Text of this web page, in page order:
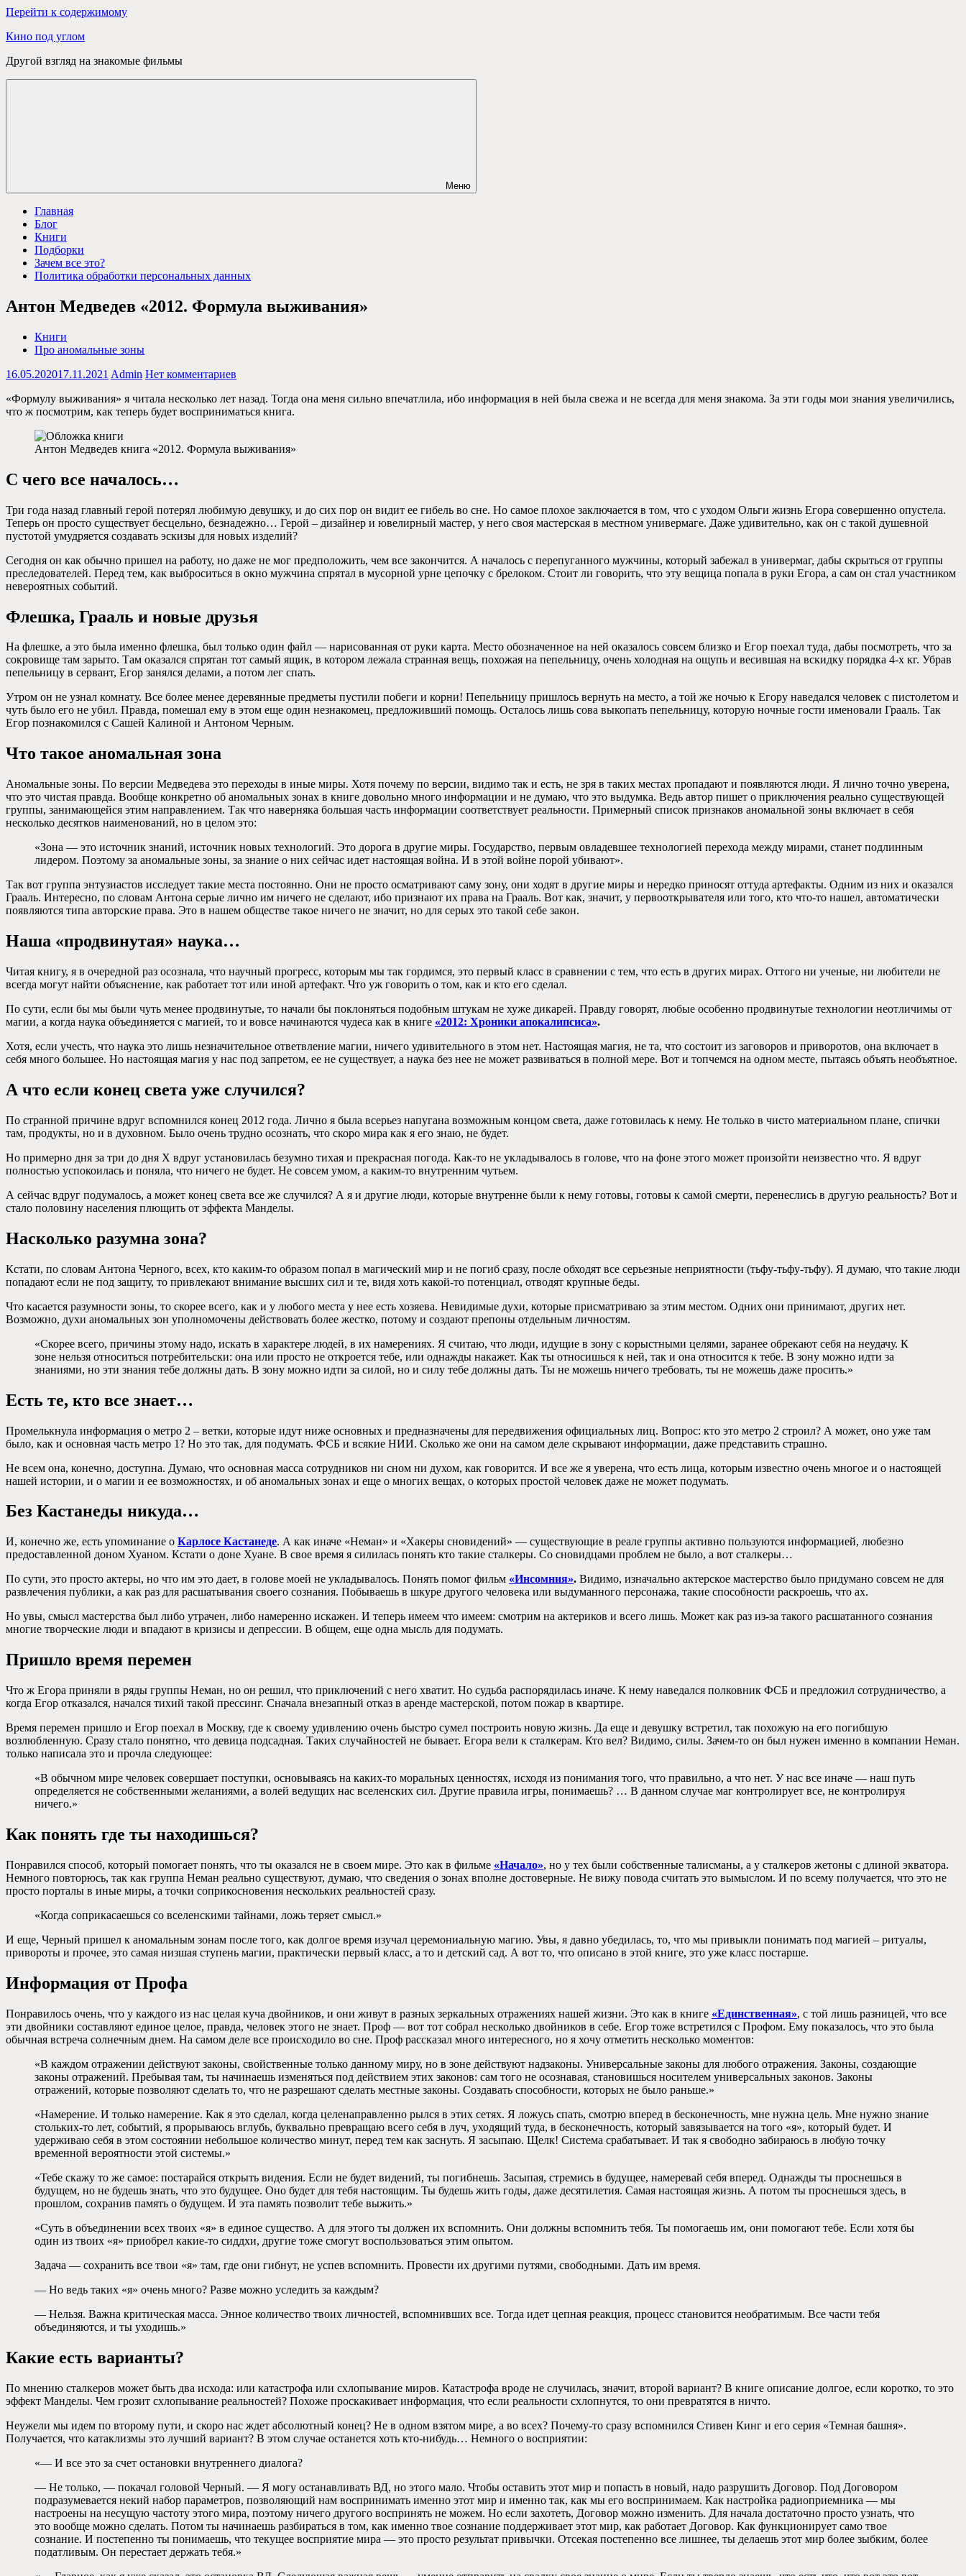
Перейти к содержимому
Кино под углом
Другой взгляд на знакомые фильмы
Меню
Главная
Блог
Книги
Подборки
Зачем все это?
Политика обработки персональных данных
Антон Медведев «2012. Формула выживания»
Книги
Про аномальные зоны
16.05.202017.11.2021 Admin Нет комментариев
«Формулу выживания» я читала несколько лет назад. Тогда она меня сильно впечатлила, ибо информация в ней была свежа и не всегда для меня знакома. За эти годы мои знания увеличились,
что ж посмотрим, как теперь будет восприниматься книга.
Антон Медведев книга «2012. Формула выживания»
С чего все началось…
Три года назад главный герой потерял любимую девушку, и до сих пор он видит ее гибель во сне. Но самое плохое заключается в том, что с уходом Ольги жизнь Егора совершенно опустела.
Теперь он просто существует бесцельно, безнадежно… Герой – дизайнер и ювелирный мастер, у него своя мастерская в местном универмаге. Даже удивительно, как он с такой душевной
пустотой умудряется создавать эскизы для новых изделий?
Сегодня он как обычно пришел на работу, но даже не мог предположить, чем все закончится. А началось с перепуганного мужчины, который забежал в универмаг, дабы скрыться от группы
преследователей. Перед тем, как выброситься в окно мужчина спрятал в мусорной урне цепочку с брелоком. Стоит ли говорить, что эту вещица попала в руки Егора, а сам он стал участником
невероятных событий.
Флешка, Грааль и новые друзья
На флешке, а это была именно флешка, был только один файл — нарисованная от руки карта. Место обозначенное на ней оказалось совсем близко и Егор поехал туда, дабы посмотреть, что за
сокровище там зарыто. Там оказался спрятан тот самый ящик, в котором лежала странная вещь, похожая на пепельницу, очень холодная на ощупь и весившая на вскидку порядка 4-х кг. Убрав
пепельницу в сервант, Егор занялся делами, а потом лег спать.
Утром он не узнал комнату. Все более менее деревянные предметы пустили побеги и корни! Пепельницу пришлось вернуть на место, а той же ночью к Егору наведался человек с пистолетом и
чуть было его не убил. Правда, помешал ему в этом еще один незнакомец, предложивший помощь. Осталось лишь сова выкопать пепельницу, которую ночные гости именовали Грааль. Так
Егор познакомился с Сашей Калиной и Антоном Черным.
Что такое аномальная зона
Аномальные зоны. По версии Медведева это переходы в иные миры. Хотя почему по версии, видимо так и есть, не зря в таких местах пропадают и появляются люди. Я лично точно уверена,
что это чистая правда. Вообще конкретно об аномальных зонах в книге довольно много информации и не думаю, что это выдумка. Ведь автор пишет о приключения реально существующей
группы, занимающейся этим направлением. Так что наверняка большая часть информации соответствует реальности. Примерный список признаков аномальной зоны включает в себя
несколько десятков наименований, но в целом это:
«Зона — это источник знаний, источник новых технологий. Это дорога в другие миры. Государство, первым овладевшее технологией перехода между мирами, станет подлинным
лидером. Поэтому за аномальные зоны, за знание о них сейчас идет настоящая война. И в этой войне порой убивают».
Так вот группа энтузиастов исследует такие места постоянно. Они не просто осматривают саму зону, они ходят в другие миры и нередко приносят оттуда артефакты. Одним из них и оказался
Грааль. Интересно, по словам Антона серые лично им ничего не сделают, ибо признают их права на Грааль. Вот как, значит, у первооткрывателя или того, кто что-то нашел, автоматически
появляются типа авторские права. Это в нашем обществе такое ничего не значит, но для серых это такой себе закон.
Наша «продвинутая» наука…
Читая книгу, я в очередной раз осознала, что научный прогресс, которым мы так гордимся, это первый класс в сравнении с тем, что есть в других мирах. Оттого ни ученые, ни любители не
всегда могут найти объяснение, как работает тот или иной артефакт. Что уж говорить о том, как и кто его сделал.
По сути, если бы мы были чуть менее продвинутые, то начали бы поклоняться подобным штукам не хуже дикарей. Правду говорят, любые особенно продвинутые технологии неотличимы от
магии, а когда наука объединяется с магией, то и вовсе начинаются чудеса как в книге «2012: Хроники апокалипсиса».
Хотя, если учесть, что наука это лишь незначительное ответвление магии, ничего удивительного в этом нет. Настоящая магия, не та, что состоит из заговоров и приворотов, она включает в
себя много большее. Но настоящая магия у нас под запретом, ее не существует, а наука без нее не может развиваться в полной мере. Вот и топчемся на одном месте, пытаясь объять необъятное.
А что если конец света уже случился?
По странной причине вдруг вспомнился конец 2012 года. Лично я была всерьез напугана возможным концом света, даже готовилась к нему. Не только в чисто материальном плане, спички
там, продукты, но и в духовном. Было очень трудно осознать, что скоро мира как я его знаю, не будет.
Но примерно дня за три до дня Х вдруг установилась безумно тихая и прекрасная погода. Как-то не укладывалось в голове, что на фоне этого может произойти неизвестно что. Я вдруг
полностью успокоилась и поняла, что ничего не будет. Не совсем умом, а каким-то внутренним чутьем.
А сейчас вдруг подумалось, а может конец света все же случился? А я и другие люди, которые внутренне были к нему готовы, готовы к самой смерти, перенеслись в другую реальность? Вот и
стало половину населения плющить от эффекта Манделы.
Насколько разумна зона?
Кстати, по словам Антона Черного, всех, кто каким-то образом попал в магический мир и не погиб сразу, после обходят все серьезные неприятности (тьфу-тьфу-тьфу). Я думаю, что такие люди
попадают если не под защиту, то привлекают внимание высших сил и те, видя хоть какой-то потенциал, отводят крупные беды.
Что касается разумности зоны, то скорее всего, как и у любого места у нее есть хозяева. Невидимые духи, которые присматриваю за этим местом. Одних они принимают, других нет.
Возможно, духи аномальных зон уполномочены действовать более жестко, потому и создают препоны отдельным личностям.
«Скорее всего, причины этому надо, искать в характере людей, в их намерениях. Я считаю, что люди, идущие в зону с корыстными целями, заранее обрекают себя на неудачу. К
зоне нельзя относиться потребительски: она или просто не откроется тебе, или однажды накажет. Как ты относишься к ней, так и она относится к тебе. В зону можно идти за
знаниями, но эти знания тебе должны дать. В зону можно идти за силой, но и силу тебе должны дать. Ты не можешь ничего требовать, ты не можешь даже просить.»
Есть те, кто все знает…
Промелькнула информация о метро 2 – ветки, которые идут ниже основных и предназначены для передвижения официальных лиц. Вопрос: кто это метро 2 строил? А может, оно уже там
было, как и основная часть метро 1? Но это так, для подумать. ФСБ и всякие НИИ. Сколько же они на самом деле скрывают информации, даже представить страшно.
Не всем она, конечно, доступна. Думаю, что основная масса сотрудников ни сном ни духом, как говорится. И все же я уверена, что есть лица, которым известно очень многое и о настоящей
нашей истории, и о магии и ее возможностях, и об аномальных зонах и еще о многих вещах, о которых простой человек даже не может подумать.
Без Кастанеды никуда…
И, конечно же, есть упоминание о Карлосе Кастанеде. А как иначе «Неман» и «Хакеры сновидений» — существующие в реале группы активно пользуются информацией, любезно
предоставленной доном Хуаном. Кстати о доне Хуане. В свое время я силилась понять кто такие сталкеры. Со сновидцами проблем не было, а вот сталкеры…
По сути, это просто актеры, но что им это дает, в голове моей не укладывалось. Понять помог фильм «Инсомния». Видимо, изначально актерское мастерство было придумано совсем не для
развлечения публики, а как раз для расшатывания своего сознания. Побываешь в шкуре другого человека или выдуманного персонажа, такие способности раскроешь, что ах.
Но увы, смысл мастерства был либо утрачен, либо намеренно искажен. И теперь имеем что имеем: смотрим на актериков и всего лишь. Может как раз из-за такого расшатанного сознания
многие творческие люди и впадают в кризисы и депрессии. В общем, еще одна мысль для подумать.
Пришло время перемен
Что ж Егора приняли в ряды группы Неман, но он решил, что приключений с него хватит. Но судьба распорядилась иначе. К нему наведался полковник ФСБ и предложил сотрудничество, а
когда Егор отказался, начался тихий такой прессинг. Сначала внезапный отказ в аренде мастерской, потом пожар в квартире.
Время перемен пришло и Егор поехал в Москву, где к своему удивлению очень быстро сумел построить новую жизнь. Да еще и девушку встретил, так похожую на его погибшую
возлюбленную. Сразу стало понятно, что девица подсадная. Таких случайностей не бывает. Егора вели к сталкерам. Кто вел? Видимо, силы. Зачем-то он был нужен именно в компании Неман.
только написала это и прочла следующее:
«В обычном мире человек совершает поступки, основываясь на каких-то моральных ценностях, исходя из понимания того, что правильно, а что нет. У нас все иначе — наш путь
определяется не собственными желаниями, а волей ведущих нас вселенских сил. Другие правила игры, понимаешь? … В данном случае маг контролирует все, не контролируя
ничего.»
Как понять где ты находишься?
Понравился способ, который помогает понять, что ты оказался не в своем мире. Это как в фильме «Начало», но у тех были собственные талисманы, а у сталкеров жетоны с длиной экватора.
Немного повторюсь, так как группа Неман реально существуют, думаю, что сведения о зонах вполне достоверные. Не вижу повода считать это вымыслом. И по всему получается, что это не
просто порталы в иные миры, а точки соприкосновения нескольких реальностей сразу.
«Когда соприкасаешься со вселенскими тайнами, ложь теряет смысл.»
И еще, Черный пришел к аномальным зонам после того, как долгое время изучал церемониальную магию. Увы, я давно убедилась, то, что мы привыкли понимать под магией – ритуалы,
привороты и прочее, это самая низшая ступень магии, практически первый класс, а то и детский сад. А вот то, что описано в этой книге, это уже класс постарше.
Информация от Профа
Понравилось очень, что у каждого из нас целая куча двойников, и они живут в разных зеркальных отражениях нашей жизни. Это как в книге «Единственная», с той лишь разницей, что все
эти двойники составляют единое целое, правда, человек этого не знает. Проф — вот тот собрал несколько двойников в себе. Егор тоже встретился с Профом. Ему показалось, что это была
обычная встреча солнечным днем. На самом деле все происходило во сне. Проф рассказал много интересного, но я хочу отметить несколько моментов:
«В каждом отражении действуют законы, свойственные только данному миру, но в зоне действуют надзаконы. Универсальные законы для любого отражения. Законы, создающие
законы отражений. Пребывая там, ты начинаешь изменяться под действием этих законов: сам того не осознавая, становишься носителем универсальных законов. Законы
отражений, которые позволяют сделать то, что не разрешают сделать местные законы. Создавать способности, которых не было раньше.»
«Намерение. И только намерение. Как я это сделал, когда целенаправленно рылся в этих сетях. Я ложусь спать, смотрю вперед в бесконечность, мне нужна цель. Мне нужно знание
стольких-то лет, событий, я прорываюсь вглубь, буквально превращаю всего себя в луч, уходящий туда, в бесконечность, который завязывается на того «я», который будет. И
удерживаю себя в этом состоянии небольшое количество минут, перед тем как заснуть. Я засыпаю. Щелк! Система срабатывает. И так я свободно забираюсь в любую точку
временной вероятности этой системы.»
«Тебе скажу то же самое: постарайся открыть видения. Если не будет видений, ты погибнешь. Засыпая, стремись в будущее, намеревай себя вперед. Однажды ты проснешься в
будущем, но не будешь знать, что это будущее. Оно будет для тебя настоящим. Ты будешь жить годы, даже десятилетия. Самая настоящая жизнь. А потом ты проснешься здесь, в
прошлом, сохранив память о будущем. И эта память позволит тебе выжить.»
«Суть в объединении всех твоих «я» в единое существо. А для этого ты должен их вспомнить. Они должны вспомнить тебя. Ты помогаешь им, они помогают тебе. Если хотя бы
один из твоих «я» приобрел какие-то сиддхи, другие тоже смогут воспользоваться этим опытом.
Задача — сохранить все твои «я» там, где они гибнут, не успев вспомнить. Провести их другими путями, свободными. Дать им время.
— Но ведь таких «я» очень много? Разве можно уследить за каждым?
— Нельзя. Важна критическая масса. Энное количество твоих личностей, вспомнивших все. Тогда идет цепная реакция, процесс становится необратимым. Все части тебя
объединяются, и ты уходишь.»
Какие есть варианты?
По мнению сталкеров может быть два исхода: или катастрофа или схлопывание миров. Катастрофа вроде не случилась, значит, второй вариант? В книге описание долгое, если коротко, то это
эффект Манделы. Чем грозит схлопывание реальностей? Похоже проскакивает информация, что если реальности схлопнутся, то они превратятся в ничто.
Неужели мы идем по второму пути, и скоро нас ждет абсолютный конец? Не в одном взятом мире, а во всех? Почему-то сразу вспомнился Стивен Кинг и его серия «Темная башня».
Получается, что катаклизмы это лучший вариант? В этом случае останется хоть кто-нибудь… Немного о восприятии:
«— И все это за счет остановки внутреннего диалога?
— Не только, — покачал головой Черный. — Я могу останавливать ВД, но этого мало. Чтобы оставить этот мир и попасть в новый, надо разрушить Договор. Под Договором
подразумевается некий набор параметров, позволяющий нам воспринимать именно этот мир и именно так, как мы его воспринимаем. Как настройка радиоприемника — мы
настроены на несущую частоту этого мира, поэтому ничего другого воспринять не можем. Но если захотеть, Договор можно изменить. Для начала достаточно просто узнать, что
это вообще можно сделать. Потом ты начинаешь разбираться в том, как именно твое сознание поддерживает этот мир, как работает Договор. Как функционирует само твое
сознание. И постепенно ты понимаешь, что текущее восприятие мира — это просто результат привычки. Отсекая постепенно все лишнее, ты делаешь этот мир более зыбким, более
податливым. Он перестает держать тебя.»